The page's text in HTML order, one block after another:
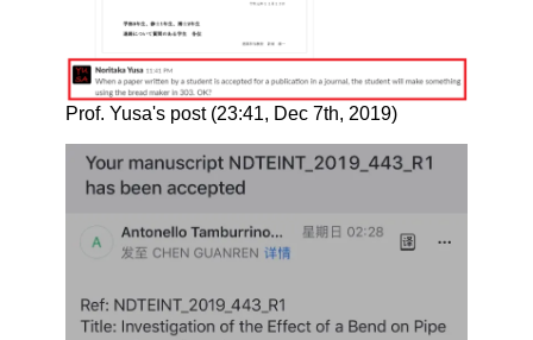
Prof. Yusa's post (23:41, Dec 7th, 2019)